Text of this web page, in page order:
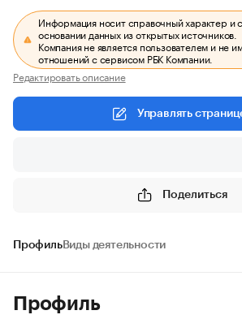
Информация носит справочный характер и
основании данных из открытых источников.
Компания не является пользователем и не
отношений с сервисом РБК Компании.
Редактировать описание
Управлять
Поделиться
ПрофильВиды деятельности
Профиль